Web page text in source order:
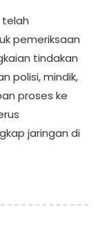
telah
pemeriksaan
tindakan
polisi, mindik,
proses ke
jaringan di